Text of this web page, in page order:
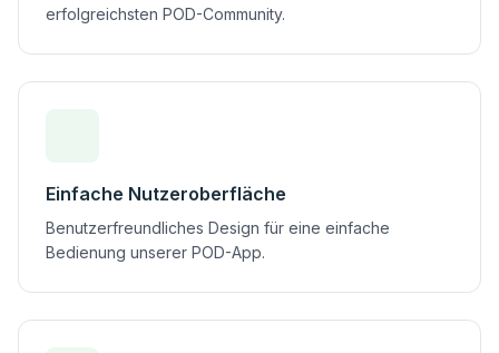
erfolgreichsten POD-Community.
Einfache Nutzeroberfläche
Benutzerfreundliches Design für eine einfache
Bedienung unserer POD-App.